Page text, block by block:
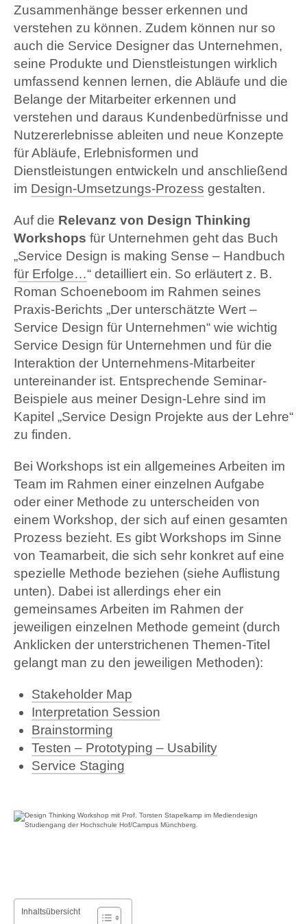
Zusammenhänge besser erkennen und
verstehen zu können. Zudem können nur so
auch die Service Designer das Unternehmen,
seine Produkte und Dienstleistungen wirklich
umfassend kennen lernen, die Abläufe und die
Belange der Mitarbeiter erkennen und
verstehen und daraus Kundenbedürfnisse und
Nutzererlebnisse ableiten und neue Konzepte
für Abläufe, Erlebnisformen und
Dienstleistungen entwickeln und anschließend
im Design-Umsetzungs-Prozess gestalten.
Auf die Relevanz von Design Thinking
Workshops für Unternehmen geht das Buch
„Service Design is making Sense – Handbuch
für Erfolge…“ detailliert ein. So erläutert z. B.
Roman Schoeneboom im Rahmen seines
Praxis-Berichts „Der unterschätzte Wert –
Service Design für Unternehmen“ wie wichtig
Service Design für Unternehmen und für die
Interaktion der Unternehmens-Mitarbeiter
untereinander ist. Entsprechende Seminar-
Beispiele aus meiner Design-Lehre sind im
Kapitel „Service Design Projekte aus der Lehre“
zu finden.
Bei Workshops ist ein allgemeines Arbeiten im
Team im Rahmen einer einzelnen Aufgabe
oder einer Methode zu unterscheiden von
einem Workshop, der sich auf einen gesamten
Prozess bezieht. Es gibt Workshops im Sinne
von Teamarbeit, die sich sehr konkret auf eine
spezielle Methode beziehen (siehe Auflistung
unten). Dabei ist allerdings eher ein
gemeinsames Arbeiten im Rahmen der
jeweiligen einzelnen Methode gemeint (durch
Anklicken der unterstrichenen Themen-Titel
gelangt man zu den jeweiligen Methoden):
Stakeholder Map
Interpretation Session
Brainstorming
Testen – Prototyping – Usability
Service Staging
Inhaltsübersicht